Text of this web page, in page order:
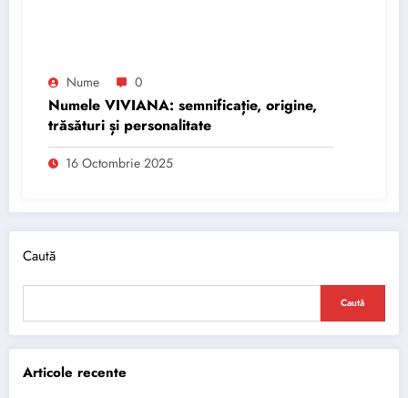
Nume 0
Numele VIVIANA: semnificație, origine,
trăsături și personalitate
16 Octombrie 2025
Caută
Caută
Articole recente